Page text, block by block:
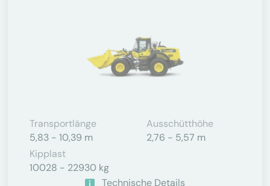
Transportlänge
5,83 - 10,39 m
Ausschütthöhe
2,76 - 5,57 m
Kipplast
10028 - 22930 kg
Technische Details